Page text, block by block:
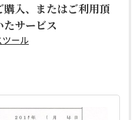
購入、またはご利用頂
たサービス
ツール